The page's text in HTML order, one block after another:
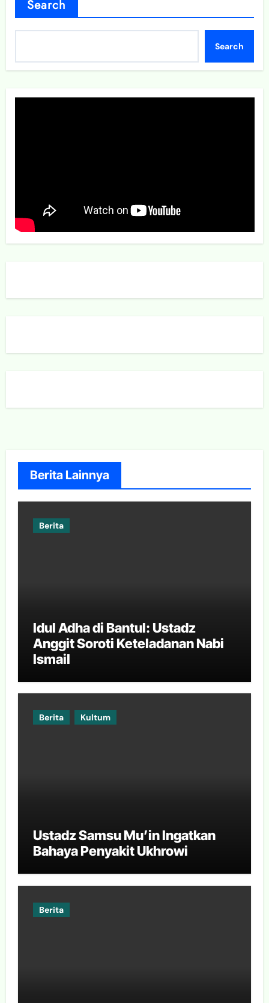
Search
Search
Berita Lainnya
Berita
Idul Adha di Bantul: Ustadz
Anggit Soroti Keteladanan Nabi
Ismail
Berita Kultum
Ustadz Samsu Mu’in Ingatkan
Bahaya Penyakit Ukhrowi
Berita